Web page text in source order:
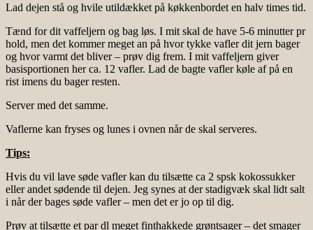
Lad dejen stå og hvile utildækket på køkkenbordet en halv times tid.
Tænd for dit vaffeljern og bag løs. I mit skal de have 5-6 minutter pr
hold, men det kommer meget an på hvor tykke vafler dit jern bager
og hvor varmt det bliver – prøv dig frem. I mit vaffeljern giver
basisportionen her ca. 12 vafler. Lad de bagte vafler køle af på en
rist imens du bager resten.
Server med det samme.
Vaflerne kan fryses og lunes i ovnen når de skal serveres.
Tips:
Hvis du vil lave søde vafler kan du tilsætte ca 2 spsk kokossukker
eller andet sødende til dejen. Jeg synes at der stadigvæk skal lidt salt
i når der bages søde vafler – men det er jo op til dig.
Prøv at tilsætte et par dl meget finthakkede grøntsager – det smager